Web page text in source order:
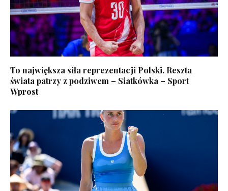
To największa siła reprezentacji Polski. Reszta
świata patrzy z podziwem – Siatkówka – Sport
Wprost